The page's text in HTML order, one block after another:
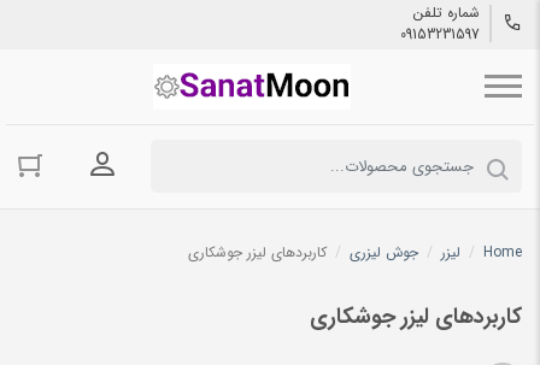
شماره تلفن
09153231597
ورود به
Home
/ لیزر / جوش لیزری / کاربردهای لیزر جوشکاری
کاربردهای لیزر جوشکاری